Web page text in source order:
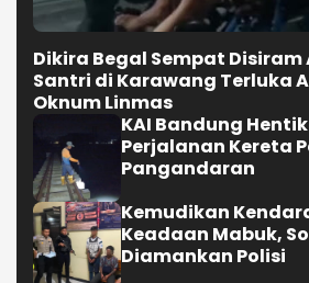
Dikira Begal Sempat Disiram
Santri di Karawang Terluka
Oknum Linmas
KAI Bandung
Perjalanan Kereta
Pangandaran
Kemudikan
Keadaan Mabuk,
Diamankan Polisi